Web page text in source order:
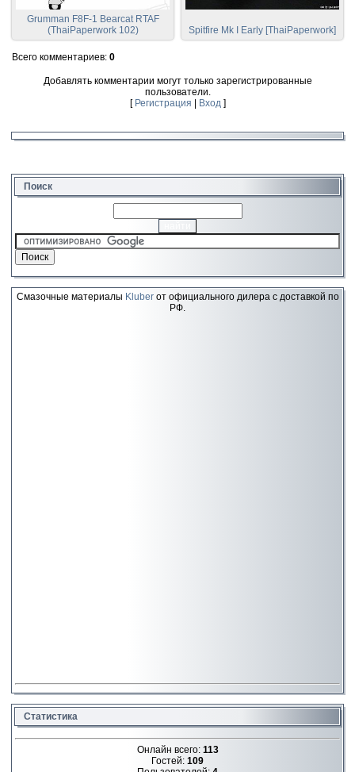
Grumman F8F-1 Bearcat RTAF
(ThaiPaperwork 102)
Spitfire Mk I Early [ThaiPaperwork]
Всего комментариев: 0
Добавлять комментарии могут только зарегистрированные
пользователи.
[ Регистрация Вход]
Поиск
Смазочные материалы Kluberот официального дилера с доставкой по
РФ.
Статистика
Онлайн всего: 113
Гостей: 109